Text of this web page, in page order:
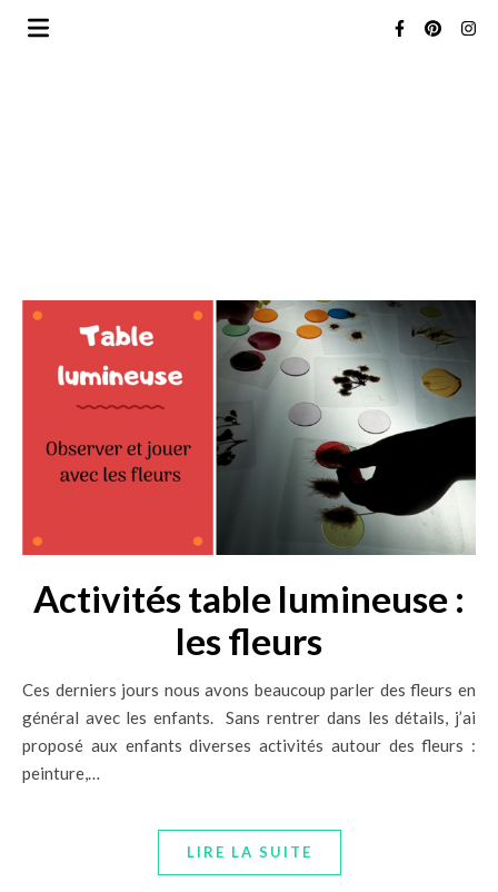
Activités table lumineuse :
les fleurs
Ces derniers jours nous avons beaucoup parler des fleurs en
général avec les enfants. Sans rentrer dans les détails, j’ai
proposé aux enfants diverses activités autour des fleurs :
peinture,…
LIRE LA SUITE